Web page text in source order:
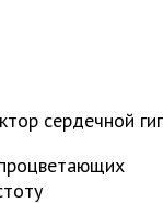
сердечной